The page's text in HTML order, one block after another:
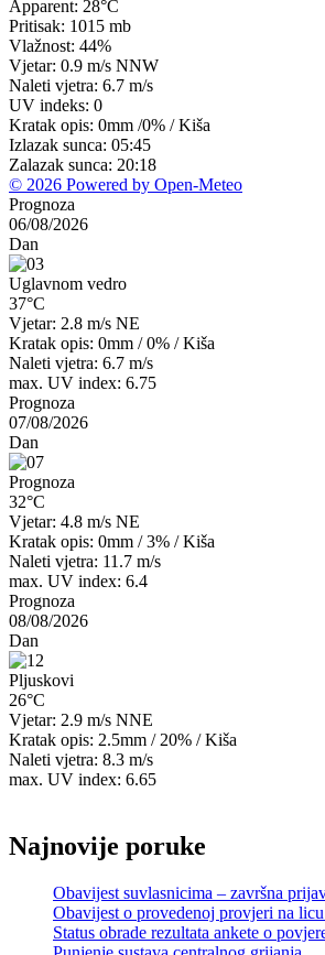
Apparent: 28°C
Pritisak: 1015 mb
Vlažnost: 44%
Vjetar: 0.9 m/s NNW
Naleti vjetra: 6.7 m/s
UV indeks: 0
Kratak opis: 0mm /0% /Kiša
Izlazak sunca: 05:45
Zalazak sunca: 20:18
© 2026 Powered by Open-Meteo
Prognoza
06/08/2026
Dan
Uglavnom vedro
37°C
Vjetar: 2.8 m/s NE
Kratak opis: 0mm /0% /Kiša
Naleti vjetra: 6.7 m/s
max. UV index: 6.75
Prognoza
07/08/2026
Dan
Prognoza
32°C
Vjetar: 4.8 m/s NE
Kratak opis: 0mm /3% /Kiša
Naleti vjetra: 11.7 m/s
max. UV index: 6.4
Prognoza
08/08/2026
Dan
Pljuskovi
26°C
Vjetar: 2.9 m/s NNE
Kratak opis: 2.5mm / 20% /Kiša
Naleti vjetra: 8.3 m/s
max. UV index: 6.65
Najnovije poruke
Obavijest suvlasnicima – završna
Obavijest o provedenoj provjeri na licu
Status obrade rezultata ankete o